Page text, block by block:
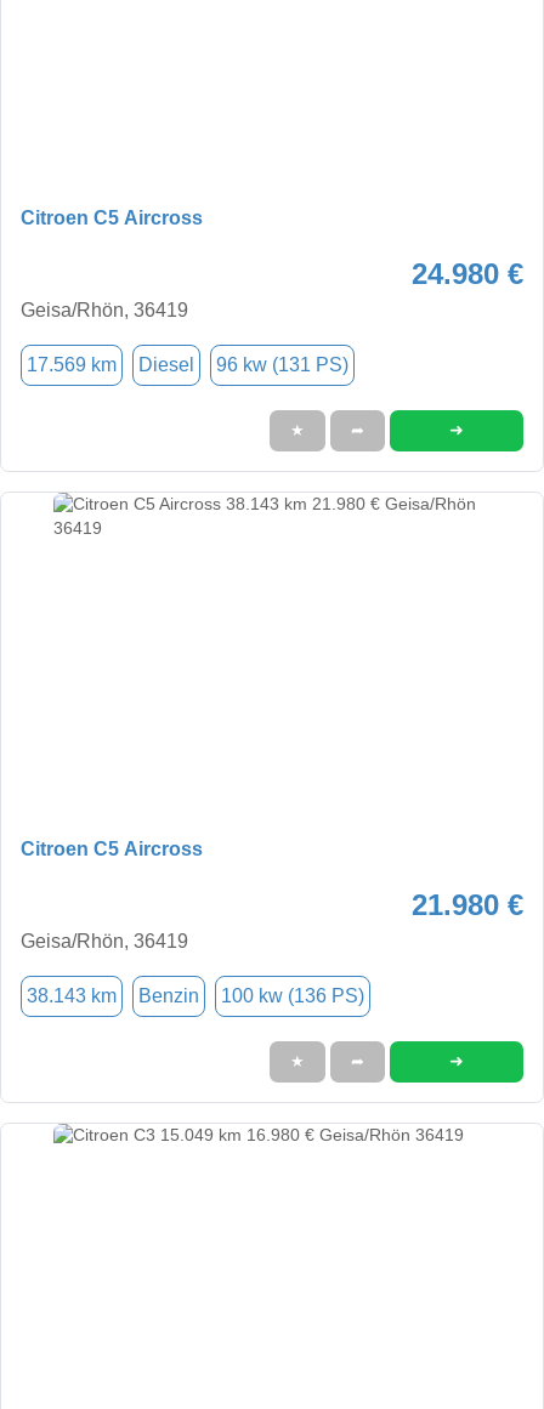
Citroen C5 Aircross
24.980 €
Geisa/Rhön, 36419
17.569 km Diesel 96 kw (131 PS)
★ ➦ ➜
Citroen C5 Aircross
21.980 €
Geisa/Rhön, 36419
38.143 km Benzin 100 kw (136 PS)
★ ➦ ➜